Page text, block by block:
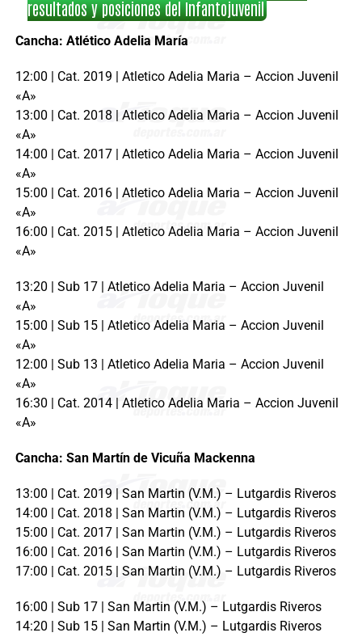
resultados y posiciones del Infantojuvenil
Cancha: Atlético Adelia María
12:00 | Cat. 2019 | Atletico Adelia Maria – Accion Juvenil
«A»
13:00 | Cat. 2018 | Atletico Adelia Maria – Accion Juvenil
«A»
14:00 | Cat. 2017 | Atletico Adelia Maria – Accion Juvenil
«A»
15:00 | Cat. 2016 | Atletico Adelia Maria – Accion Juvenil
«A»
16:00 | Cat. 2015 | Atletico Adelia Maria – Accion Juvenil
«A»
13:20 | Sub 17 | Atletico Adelia Maria – Accion Juvenil
«A»
15:00 | Sub 15 | Atletico Adelia Maria – Accion Juvenil
«A»
12:00 | Sub 13 | Atletico Adelia Maria – Accion Juvenil
«A»
16:30 | Cat. 2014 | Atletico Adelia Maria – Accion Juvenil
«A»
Cancha: San Martín de Vicuña Mackenna
13:00 | Cat. 2019 | San Martin (V.M.) – Lutgardis Riveros
14:00 | Cat. 2018 | San Martin (V.M.) – Lutgardis Riveros
15:00 | Cat. 2017 | San Martin (V.M.) – Lutgardis Riveros
16:00 | Cat. 2016 | San Martin (V.M.) – Lutgardis Riveros
17:00 | Cat. 2015 | San Martin (V.M.) – Lutgardis Riveros
16:00 | Sub 17 | San Martin (V.M.) – Lutgardis Riveros
14:20 | Sub 15 | San Martin (V.M.) – Lutgardis Riveros